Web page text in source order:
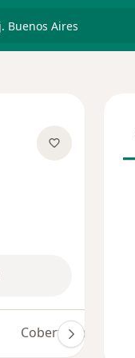
Coberturas médicas